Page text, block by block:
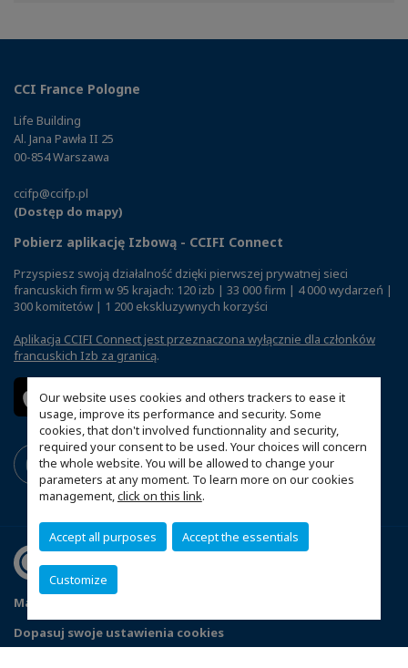
Our website uses cookies and others trackers to ease it
usage, improve its performance and security. Some
cookies, that don't involved functionnality and security,
required your consent to be used. Your choices will concern
the whole website. You will be allowed to change your
parameters at any moment. To learn more on our cookies
management,click on this link.
Accept all purposes Accept the essentials
Customize
CCI France Pologne
Life Building
Al. Jana Pawła II 25
00-854 Warszawa
ccifp@ccifp.pl
(Dostęp do mapy)
Pobierz aplikację Izbową - CCIFI Connect
Przyspiesz swoją działalność dzięki pierwszej prywatnej sieci
francuskich firm w 95 krajach: 120 izb | 33 000 firm | 4 000 wydarzeń |
300 komitetów | 1 200 ekskluzywnych korzyści
Aplikacja CCIFI Connect jest przeznaczona wyłącznie dla członków
francuskich Izb za granicą.
Mapa witryny
Dopasuj swoje ustawienia cookies